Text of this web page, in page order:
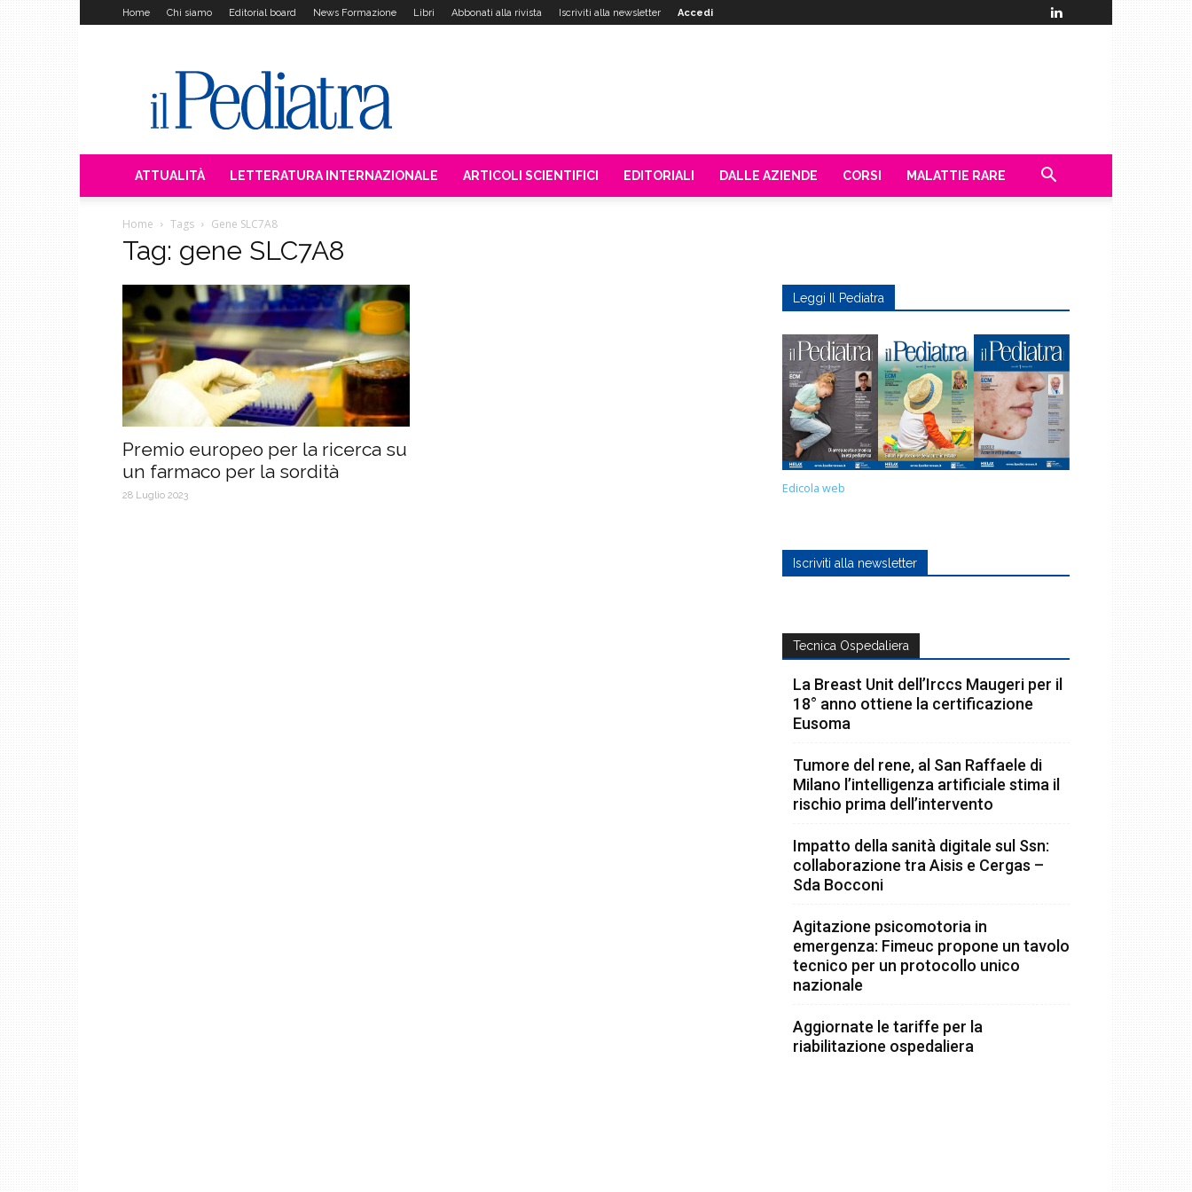
Home Chi siamo Editorial board News Formazione Libri Abbonati alla rivista Iscriviti alla newsletter Accedi
Pediatra
ATTUALITÀ LETTERATURA INTERNAZIONALE ARTICOLI SCIENTIFICI EDITORIALI DALLE AZIENDE CORSI MALATTIE RARE
Home Tags Gene SLC7A8
Tag: gene SLC7A8
Premio europeo per la ricerca su
un farmaco per la sordità
28 Luglio 2023
Leggi Il Pediatra
Edicola web
Iscriviti alla newsletter
Tecnica Ospedaliera
La Breast Unit dell’Irccs Maugeri per il
18° anno ottiene la certificazione
Eusoma
Tumore del rene, al San Raffaele di
Milano l’intelligenza artificiale stima il
rischio prima dell’intervento
Impatto della sanità digitale sul Ssn:
collaborazione tra Aisis e Cergas –
Sda Bocconi
Agitazione psicomotoria in
emergenza: Fimeuc propone un tavolo
tecnico per un protocollo unico
nazionale
Aggiornate le tariffe per la
riabilitazione ospedaliera